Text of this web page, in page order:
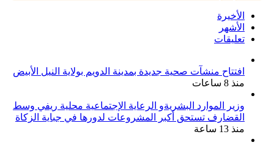
الأخيرة
الأشهر
تعليقات
افتتاح منشآت صحية جديدة بمدينة الدويم بولاية النيل الأبيض
منذ 8 ساعات
وزير الموارد البشريةو الرعاية الإجتماعية محلية ريفي وسط
القضارف تستحق أكبر المشروعات لدورها في جباية الزكاة
منذ 13 ساعة